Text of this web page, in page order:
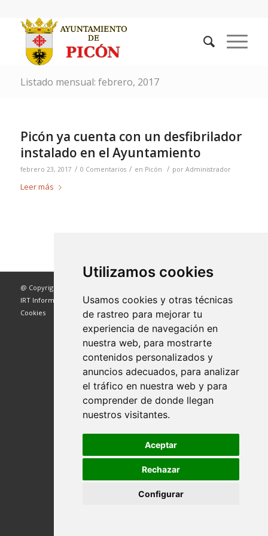
Utilizamos cookies
Usamos cookies y otras técnicas
de rastreo para mejorar tu
experiencia de navegación en
nuestra web, para mostrarte
contenidos personalizados y
anuncios adecuados, para analizar
el tráfico en nuestra web y para
comprender de donde llegan
nuestros visitantes.
Aceptar
Rechazar
Configurar
Listado mensual: febrero, 2017
Picón ya cuenta con un desfibrilador
instalado en el Ayuntamiento
febrero 23, 2017 / 0 Comentarios / en Picón / por Administrador
Leer más
@ Copyright - Ayuntamiento de Picón - Diseñado y programado por
IRT Informática
Aviso Legal-Política de Privacidad-Política de
Cookies